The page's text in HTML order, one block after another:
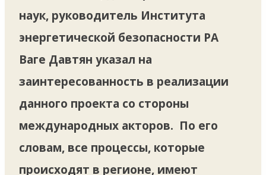
наук, руководитель Института
энергетической безопасности РА
Ваге Давтян указал на
заинтересованность в реализации
данного проекта со стороны
международных акторов. По его
словам, все процессы, которые
происходят в регионе, имеют